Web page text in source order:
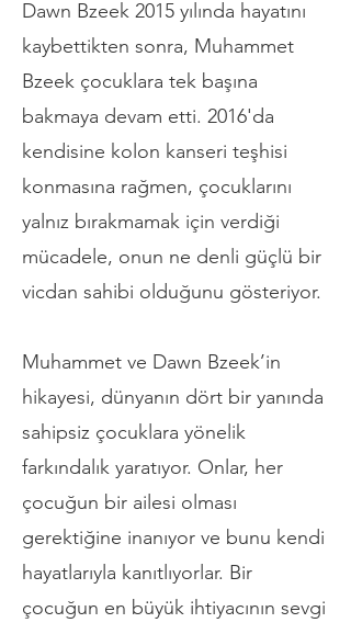
Dawn Bzeek 2015 yılında hayatını
kaybettikten sonra, Muhammet
Bzeek çocuklara tek başına
bakmaya devam etti. 2016'da
kendisine kolon kanseri teşhisi
konmasına rağmen, çocuklarını
yalnız bırakmamak için verdiği
mücadele, onun ne denli güçlü bir
vicdan sahibi olduğunu gösteriyor.
Muhammet ve Dawn Bzeek’in
hikayesi, dünyanın dört bir yanında
sahipsiz çocuklara yönelik
farkındalık yaratıyor. Onlar, her
çocuğun bir ailesi olması
gerektiğine inanıyor ve bunu kendi
hayatlarıyla kanıtlıyorlar. Bir
çocuğun en büyük ihtiyacının sevgi